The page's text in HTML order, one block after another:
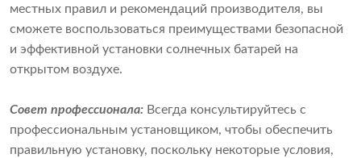
местных правил и рекомендаций производителя, вы
сможете воспользоваться преимуществами безопасной
и эффективной установки солнечных батарей на
открытом воздухе.
Совет профессионала: Всегда консультируйтесь с
профессиональным установщиком, чтобы обеспечить
правильную установку, поскольку некоторые условия,